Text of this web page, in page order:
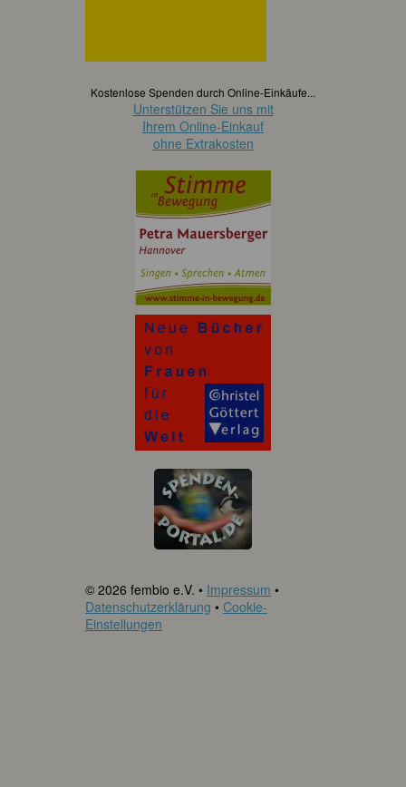
Kostenlose Spenden durch Online-Einkäufe...
Unterstützen Sie uns mit
Ihrem Online-Einkauf
ohne Extrakosten
© 2026 fembio e.V. • Impressum •
Datenschutzerklärung • Cookie-
Einstellungen